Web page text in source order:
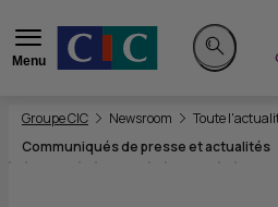
Menu
Vous êtes ici:
Groupe CIC Newsroom
Toute
Communiqués de presse et actualités